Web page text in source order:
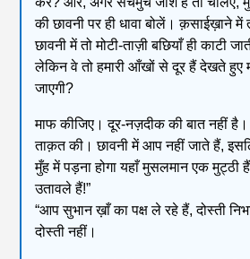
की छावनी पर ही धावा बोलें। क़साईख़ाने में
छावनी में तो मोटी-ताज़ी बछियाँ ही काटी
लेकिन वे तो हमारी आँखों से दूर हैं देखते हुए
जाएगी?
माफ कीजिए। दूर-नज़दीक की बात नहीं है।
ताक़त की। छावनी में आप नहीं जाते हैं,
मुँह में पड़ना होगा यहाँ मुसलमान एक
उतावले हैं!”
“आप सुभान ख़ाँ का पक्ष ले रहे हैं, दोस्ती
दोस्ती नहीं।